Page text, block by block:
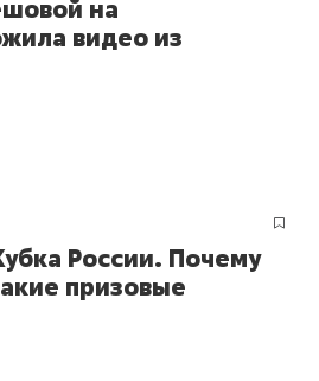
на
видео из
России. Почему
призовые